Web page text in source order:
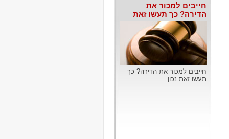
חייבים למכור את
הדירה? כך תעשו זאת
נכון
חייבים למכור את הדירה? כך
תעשו זאת נכון...